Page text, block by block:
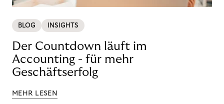
BLOG INSIGHTS
Der Countdown läuft im
Accounting - für mehr
Geschäftserfolg
MEHR LESEN